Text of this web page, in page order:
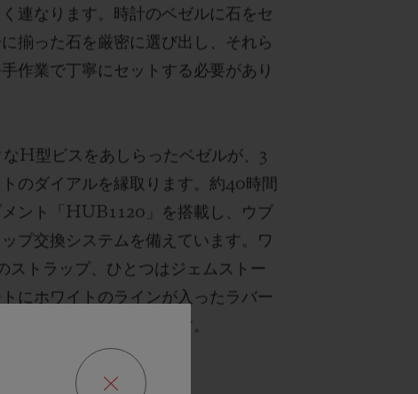
連なります。時計のベゼルに石をセ
揃った石を厳密に選び出し、それら
作業で丁寧にセットする必要があり
H型ビスをあしらったベゼルが、3
のダイアルを縁取ります。約40時間
ント「HUB1120」を搭載し、ウブ
プ交換システムを備えています。ワ
ストラップ、ひとつはジェムストー
にホワイトのラインが入ったラバー
ストラップが付属します。